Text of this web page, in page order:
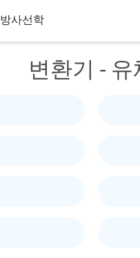
방사선학
변환기 - 유